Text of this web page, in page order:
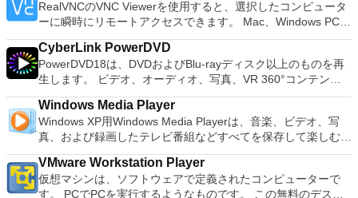
以降）、Windows Server 2003 R2、Windows Vista、
Windows 7、Windows 8。 *このリストは完全ではありませ
ア語、マレーシア語、セシュティナ、ダンスク、ドイツ語、英
語、スペイン語、フランス語、フルバツキー、イタリア語、ラ
トヴィエシュ、リエトゥビウ、マジャール、オランダ、ノルス
ク、ポルスキ、ポルトガル、ポルトガル、スロヴェンスキー、
スロベンツキー、スロヴェンスキーSrpski、Suomi、
Svenska、Türkçe。
押すだけで、ゲームの現在の「状態」を保存できます。 無制
限のメモリーカード：好きなだけメモリーカードを保存でき、
8MBから64MBまでの単一の物理カードに制限されなくなりま
した。 高解像度グラフィックス：PCSX2を使用すると、
1080pまたは4K HDでゲームをプレイできます。 全体とし
ゲームを高い精度でエミュレートでき、Windowsとエミュレ
ーターを切り替えることができます。欠点は、高速ゲームに苦
労し、時々フリーズまたはクラッシュすることです。* PCSX2
を使用するには、コンソールから抽出できるPlaystation 2
BIOSが必要です。
with many innovative features, such as the paragraph
adjustment tool and multiple tabbed feature. It also has a PDF
converter, spell check and word count feature. WPS Office
2016 Personal Edition supports switching language UI,File
Roaming and Docer online templates. Key features include:
Writer Efficient word processor. Presentation Multimedia
presentations creator. Spreadsheets Powerful tool for data
processing and analysis. 100% compatible with MS Office
document file types (.docx, .pptx, .xlsx, etc.). Thousands of
support (iOS and Android). WPS Cloud Storage included.
Although it is a free suite, WPS Office 2016 Free comes with
many innovative features, including a useful a paragraph
XPS形式の電子メール添付ファイルとして送信することもでき
ます（特定の機能はプログラムによって異なります）。 この
ダウンロードは、次のOfficeプログラムで動作します。
Microsoft Office Access 2007。 Microsoft Office Excel 2007。
Microsoft Office InfoPath 2007。 Microsoft Office OneNote
2007。 Microsoft Office PowerPoint 2007。 Microsoft Office
Publisher 2007。 Microsoft Office Visio 2007。 Microsoft
Office Word 2007。 2007 Microsoft Officeプログラムのこの
Microsoft Save as PDFまたはXPSアドインは、2007 Microsoft
Office systemソフトウェアの補足条項であり、2007 Microsoft
Office systemソフトウェアのライセンス条項の対象となりま
す。 システム要件：サポートされているオペレーティングシ
ステム。 Windows Server 2003、Windows Vista、Windows
RealVNCのVNC Viewerを使用すると、選択したコンピュータ
ーに瞬時にリモートアクセスできます。 Mac、Windows PC、
またはLinuxマシン、世界中のどこからでも。 VNC Viewerを
使用すると、コンピューターのデスクトップを表示したり、コ
ンピューターの前に直接座っているかのようにマウスとキーボ
ードを制御したりできます。 VNC Viewerは、インストールと
使用が簡単です。制御したいデバイスでインストーラーを実行
し、指示に従ってください。オプションで、Windowsでのリ
モート展開に使用可能なMSIがあります。デスクトッププラッ
トフォームにVNC Viewerをインストールする権限がない場合
は、スタンドアロンオプションを選択する必要があります。
主な機能は次のとおりです。 クラウドサービスを介してVNC
Connectを実行しているコンピューターに接続します。 Apple
CyberLink PowerDVD
PowerDVD18は、DVDおよびBlu-rayディスク以上のものを再
生します。 ビデオ、オーディオ、写真、VR 360°コンテン
ツ、さらにはYouTubeやVimeoにとっても、PowerDVD18は重
要なエンターテイメントの仲間です。 Ultra HD HDR TVとサ
ラウンドサウンドシステムの可能性を解き放ち、360°ビデオ
の増え続けるコレクションへのアクセスで仮想世界に没頭する
か、PCまたはラップトップでの比類のない再生サポートと独
自の強化により、どこにいても簡単にリラックスできます。
新機能は次のとおりです。 4K DHR向けに最適化 Ultra HD
Windows Media Player
Windows XP用Windows Media Playerは、音楽、ビデオ、写
真、および録画したテレビ番組などすべてを保存して楽しむ最
適な機能を搭載しています。 再生、表示、外出先で楽しむた
めのポータブル デバイスとの同期、さらには家中のデバイス
との共有も、すべて1か所で行えます。 シンプルなデザイン -
VMware Workstation Player
仮想マシンは、ソフトウェアで定義されたコンピューターで
す。 PCでPCを実行するようなものです。 この無料のデスク